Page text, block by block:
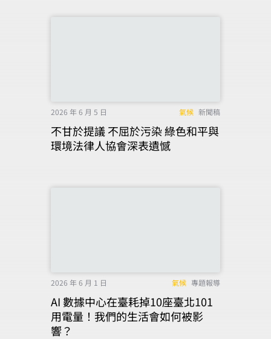
2026 年 6 月 5 日 氣候 新聞稿
不甘於提議 不屈於污染 綠色和平與
環境法律人協會深表遺憾
2026 年 6 月 1 日 氣候 專題報導
AI 數據中心在臺耗掉10座臺北101
用電量！我們的生活會如何被影
響？